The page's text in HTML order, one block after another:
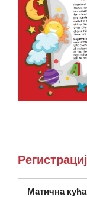
Матична кућа